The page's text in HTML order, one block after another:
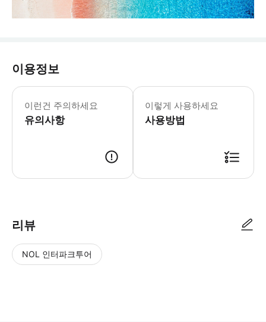
이용정보
이런건 주의하세요
유의사항
이렇게 사용하세요
사용방법
리뷰
NOL 인터파크투어